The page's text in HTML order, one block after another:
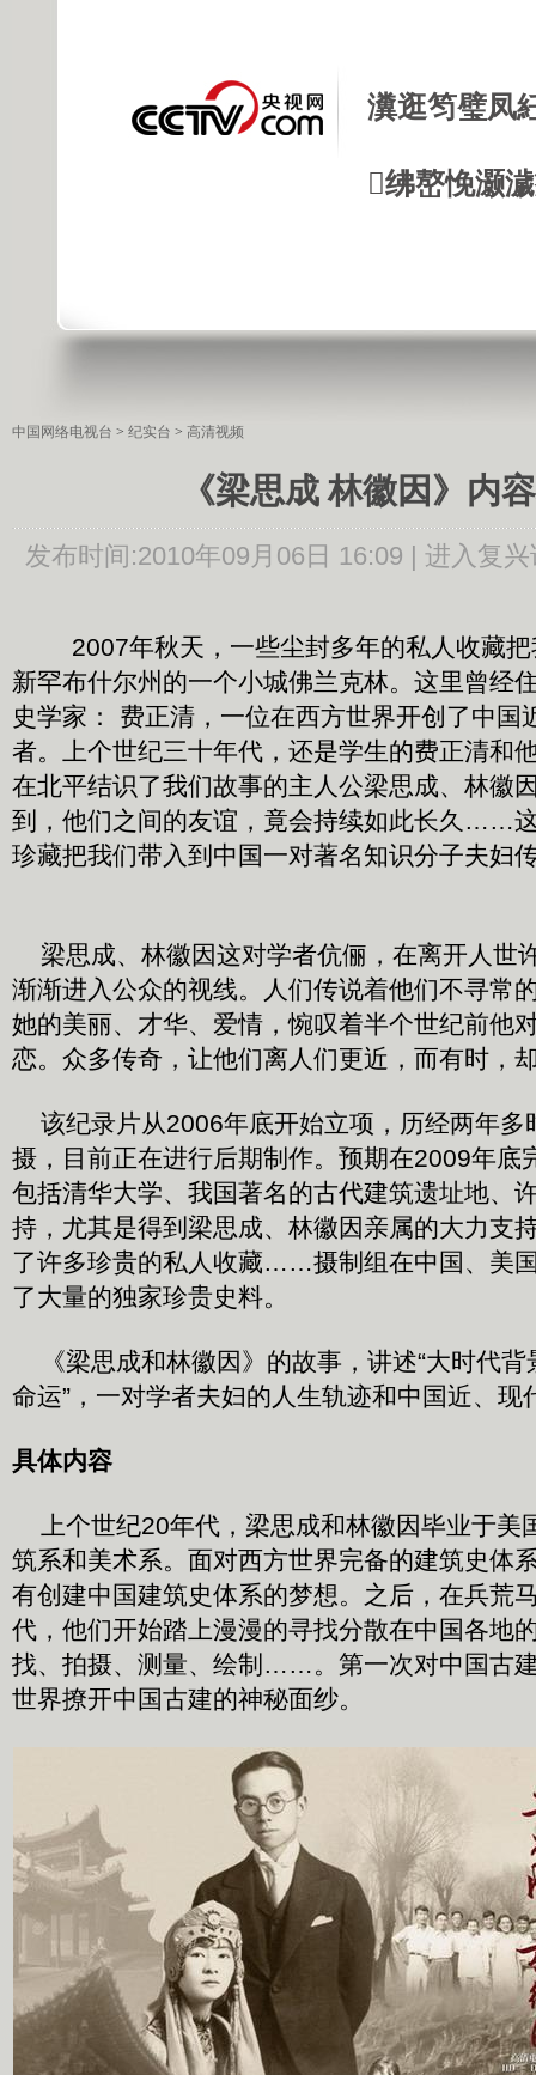
瀵逛笉璧凤
绋嶅悗灏
中国网络电视台 > 纪实台 > 高清视频
《梁思成 林徽因》内
发布时间:2010年09月06日 16:09 | 进入复兴
2007年秋天，一些尘封多年的私人收藏
新罕布什尔州的一个小城佛兰克林。这里曾经
史学家： 费正清，一位在西方世界开创了中国
者。上个世纪三十年代，还是学生的费正清和
在北平结识了我们故事的主人公梁思成、林徽
到，他们之间的友谊，竟会持续如此长久……
珍藏把我们带入到中国一对著名知识分子夫妇
梁思成、林徽因这对学者伉俪，在离开人世
渐渐进入公众的视线。人们传说着他们不寻常
她的美丽、才华、爱情，惋叹着半个世纪前他
恋。众多传奇，让他们离人们更近，而有
该纪录片从2006年底开始立项，历经两年多
摄，目前正在进行后期制作。预期在2009年底
包括清华大学、我国著名的古代建筑遗址地、
持，尤其是得到梁思成、林徽因亲属的大力支
了许多珍贵的私人收藏……摄制组在中国、美
了大量的独家珍贵史料。
《梁思成和林徽因》的故事，讲述“大时代背
命运”，一对学者夫妇的人生轨迹和中国近、现
具体内容
上个世纪20年代，梁思成和林徽因毕业于美
筑系和美术系。面对西方世界完备的建筑史体
有创建中国建筑史体系的梦想。之后，在兵荒
代，他们开始踏上漫漫的寻找分散在中国各地
找、拍摄、测量、绘制……。第一次对中国古
世界撩开中国古建的神秘面纱。